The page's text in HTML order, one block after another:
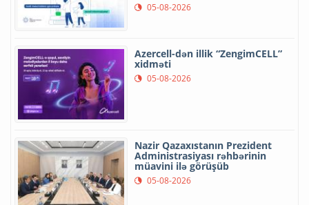
05-08-2026
Azercell-dən illik “ZengimCELL”
xidməti
05-08-2026
Nazir Qazaxıstanın Prezident
Administrasiyası rəhbərinin
müavini ilə görüşüb
05-08-2026